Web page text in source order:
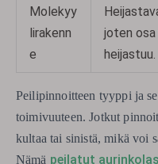
Molekyy
lirakenn
e
joten osa
heijastuu.
Peilipinnoitteen tyyppi ja
toimivuuteen. Jotkut
kultaa tai sinistä, mikä voi
Nämä peilatut